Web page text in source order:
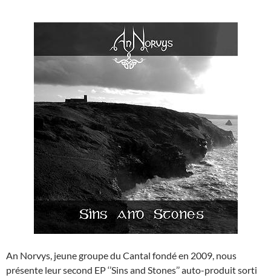
An Norvys, jeune groupe du Cantal fondé en 2009, nous
présente leur second EP ‘’Sins and Stones’’ auto-produit sorti